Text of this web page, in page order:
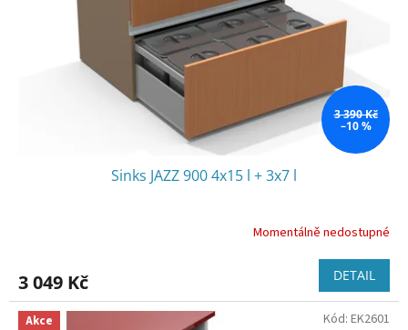
3 390 Kč
–10 %
Sinks JAZZ 900 4x15 l + 3x7 l
Momentálně nedostupné
3 049 Kč DETAIL
Akce Kód: EK2601